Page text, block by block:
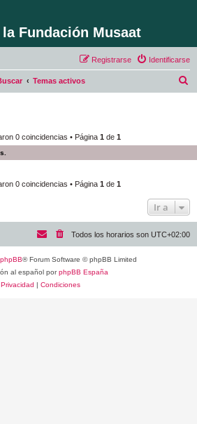
Fundación Musaat
Identificarse
Registrarse
Temas activos
a
0 coincidencias • Página 1 de 1
0 coincidencias • Página 1 de 1
Ir a
Todos los horarios son UTC+02:00
phpBB® Forum Software © phpBB Limited
al español porphpBB España
Privacidad | Condiciones